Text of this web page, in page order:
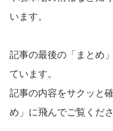
います。
記事の最後の「まとめ
ています。
記事の内容をサクッと
め」に飛んでご覧くだ